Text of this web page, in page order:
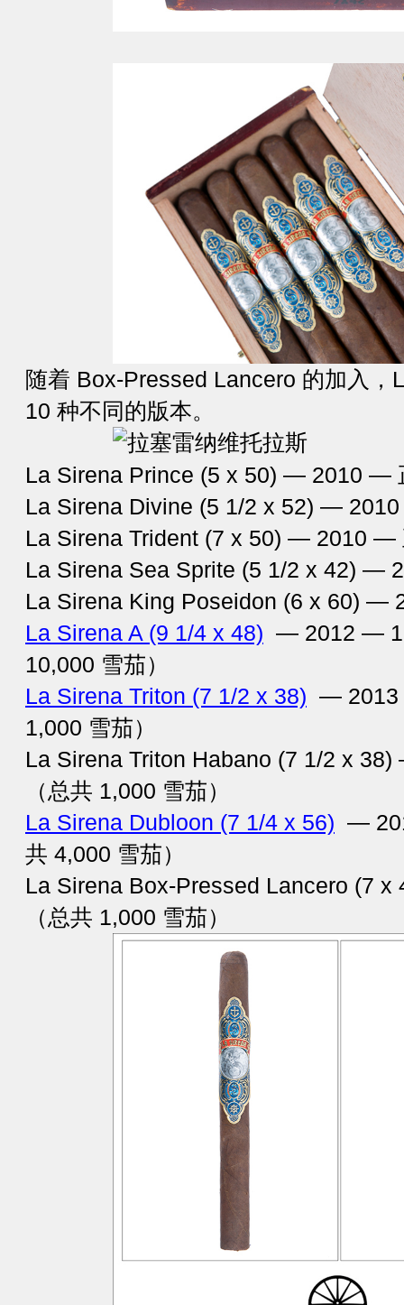
随着 Box-Pressed Lancero 的加入，
10 种不同的版本。
La Sirena Prince (5 x 50) — 2010 —
La Sirena Divine (5 1/2 x 52) —
La Sirena Trident (7 x 50) — 2010 —
La Sirena Sea Sprite (5 1/2 x 42) —
La Sirena King Poseidon (6 x 60) —
La Sirena A (9 1/4 x 48) — 2012 —
10,000 雪茄）
La Sirena Triton (7 1/2 x 38) — 2013
1,000 雪茄）
La Sirena Triton Habano (7 1/2 x
（总共 1,000 雪茄）
La Sirena Dubloon (7 1/4 x 56) —
共 4,000 雪茄）
La Sirena Box-Pressed Lancero (7
（总共 1,000 雪茄）